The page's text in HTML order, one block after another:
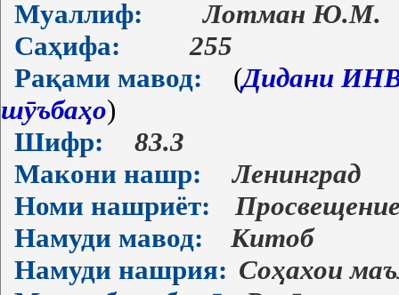
Муаллиф:
Лотман Ю.М.
Саҳифа:
255
Рақами мавод:
(Дидани
шӯъбаҳо)
Шифр:
83.3
Макони нашр:
Ленинград
Номи нашриёт:
Намуди мавод:
Китоб
Намуди нашрия: Соҳахои